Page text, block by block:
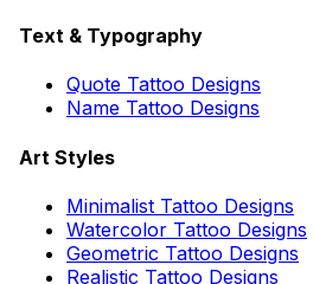
Text & Typography
Quote Tattoo Designs
Name Tattoo Designs
Art Styles
Minimalist Tattoo Designs
Watercolor Tattoo Designs
Geometric Tattoo Designs
Realistic Tattoo Designs